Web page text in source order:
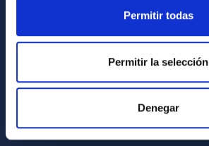
Permitir todas
Permitir la selección
Denegar
External funding
Severo Ochoa Programme
IAC Friends
IAC PORTAL